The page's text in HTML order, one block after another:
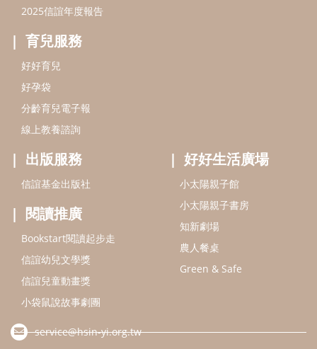
2025信誼年度報告
育兒服務
好好育兒
好孕袋
分齡育兒電子報
線上教養諮詢
出版服務
信誼基金出版社
閱讀推廣
Bookstart閱讀起步走
信誼幼兒文學獎
信誼兒童動畫獎
小袋鼠說故事劇團
好好生活廣場
小太陽親子館
小太陽親子書房
知新劇場
農人餐桌
Green & Safe
service@hsin-yi.org.tw